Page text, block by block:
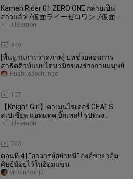
Kamen Rider 01 ZERO ONE กลายเป็น
สาวแล้ว! /仮面ライーゼロワン ./仮面ラ
イーゼロワン ./仮面ライーゼロワン ./仮
449
Jilelemon
[พื้นฐานการวาดภาพ] บทช่วยสอนการ
สาธิตคิวบ์แบบไดนามิกของร่างกายมนุษย์
107
Huahuadechunge
【Knight Girl】คาเมนไรเดอร์ GEATS
สเปเชียล แอทแทค บิ๊กเทล! ! รูปทรง
สมบูรณ์แบบ × รีวอเตอร์เฟส I √
703
Jilelemon
ตอนที่ 4 | “อาจารย์อย่าหนี” องค์ชายาอุ้ม
ศิษย์น้อยไว้ในอ้อมแขน
yinianmanju